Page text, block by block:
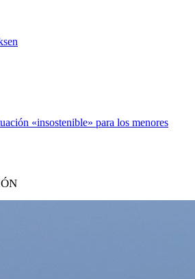
«insostenible» para los menores